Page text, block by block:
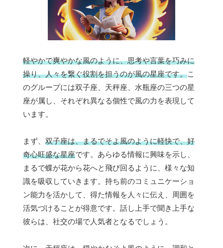
軽やかで爽やかな風のように、思考や言葉を巧みに
操り、人々を繋ぐ役割を担うのが風の星座です。こ
のグループには双子座、天秤座、水瓶座の三つの星
座が属し、それぞれ異なる個性で風の力を表現して
います。
まず、 双子座は、まるでそよ風のように軽快で、好
奇心旺盛な星座です。あらゆる情報に興味を示し、
まるで蝶が花から花へと飛び回るように、様々な知
識を吸収していきます。持ち前のコミュニケーショ
ン能力を活かして、得た情報を人々に伝え、周囲を
活気づけることが得意です。話し上手で聞き上手な
彼らは、社交の場で人気者となるでしょう。